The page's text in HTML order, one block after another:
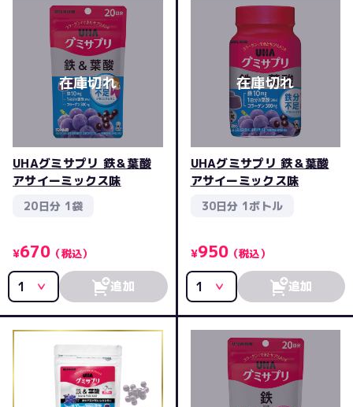
UHAグミサプリ 鉄＆葉酸
アサイーミックス味
20日分 1袋
¥670 （税込）
追加
UHAグミサプリ 鉄＆葉酸
アサイーミックス味
30日分 1ボトル
¥950（税込）
追加